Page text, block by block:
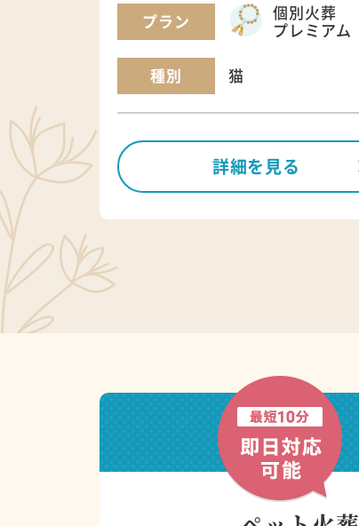
プラン
個別火葬
プレミアム
種別 猫
詳細を見る